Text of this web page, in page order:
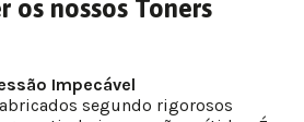
os nossos Toners
Impecável
segundo rigorosos